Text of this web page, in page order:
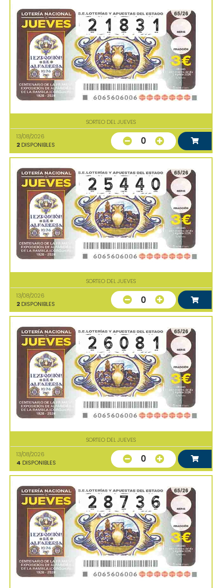
SORTEO DEL JUEVES
13/08/2026
2 DISPONIBLES 0
SORTEO DEL JUEVES
13/08/2026
2 DISPONIBLES 0
SORTEO DEL JUEVES
13/08/2026
4 DISPONIBLES 0